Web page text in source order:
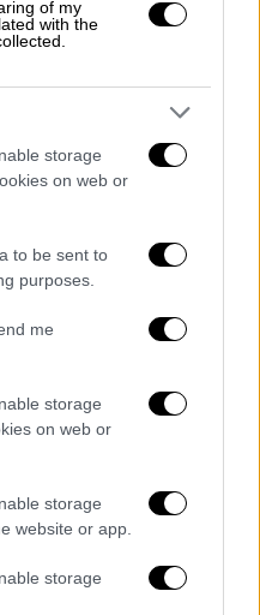
of my
with the
storage
on web or
to be sent to
purposes.
me
storage
on web or
storage
website or app.
storage
23:00 ο Θέμης
πιο αγαπητούς
τηλεόρασης
, τη
τον Απόστολο
για τη γνωριμία
και τη χημεία που
τηλεοπτικούς
πώς
να υποδύονται
υποκριτική και
ρόλο που
απόφασή της να
Από την πλευρά
θυμάται τα
στη
πώς πήρε τη μεγάλη